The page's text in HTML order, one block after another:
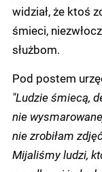
widział, że ktoś
śmieci,
służbom.
Pod postem
"Ludzie śmiecą,
nie
nie zrobiłam
Mijaliśmy ludzi,